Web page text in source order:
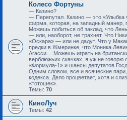
Колесо Фортуны
— Казино?
— Перепутал. Казино — это
фирма, которая, на западный манер,
Можешь побиться об заклад, что
— или, наоборот, не трахнет. Что
«Оскара» — или не дадут. Что у
предки в Жмеринке, что Моника
Агасси… Можешь играть на
верблюжьих скачках, я уж не говорю
«Формула-1» и шансы депутатов
Одним словом, все и всяческие
кодекса. Дело процветает, хотя и
«тотошек».
Темы: 70
КиноЛуч
Темы: 42